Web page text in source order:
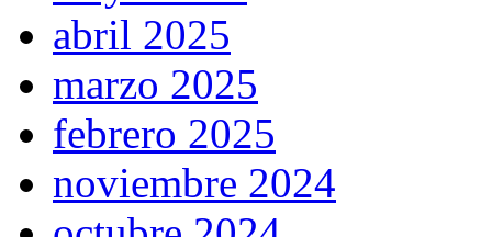
abril 2025
marzo 2025
febrero 2025
noviembre 2024